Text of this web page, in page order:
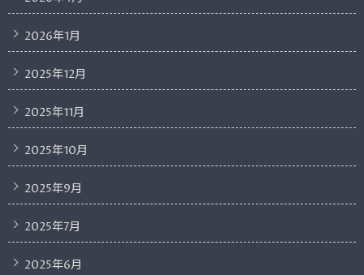
2026年1月
2025年12月
2025年11月
2025年10月
2025年9月
2025年7月
2025年6月